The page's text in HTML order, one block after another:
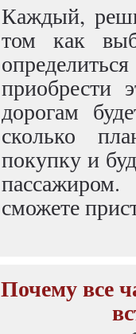
Каждый,
том как
приобрести
дорогам
сколько
покупку и
сможете
Почему все